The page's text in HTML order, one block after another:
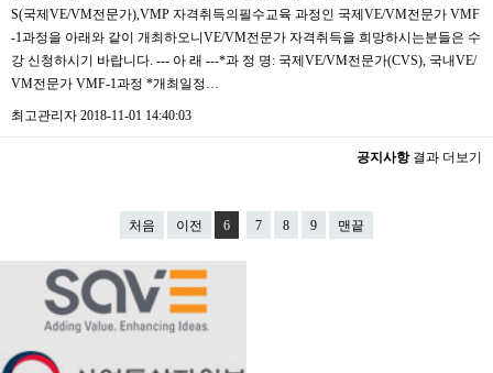
S(국제VE/VM전문가),VMP 자격취득의필수교육 과정인 국제VE/VM전문가 VMF
-1과정을 아래와 같이 개최하오니VE/VM전문가 자격취득을 희망하시는분들은 수
강 신청하시기 바랍니다. --- 아 래 ---*과 정 명: 국제VE/VM전문가(CVS), 국내VE/
VM전문가 VMF-1과정 *개최일정…
최고관리자 2018-11-01 14:40:03
공지사항결과 더보기
처음 이전 6 7 8 9 맨끝